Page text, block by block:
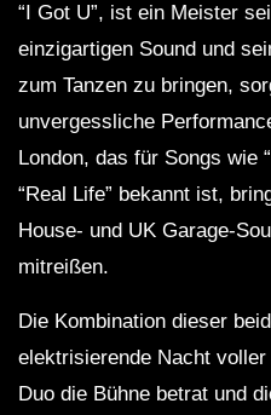
“I Got U”, ist ein Meister
einzigartigen Sound und
zum Tanzen zu bringen,
unvergessliche
London, das für Songs wie
“Real Life” bekannt ist,
House- und UK Garage-
mitreißen.
Die Kombination dieser
elektrisierende Nacht
Duo die Bühne betrat und